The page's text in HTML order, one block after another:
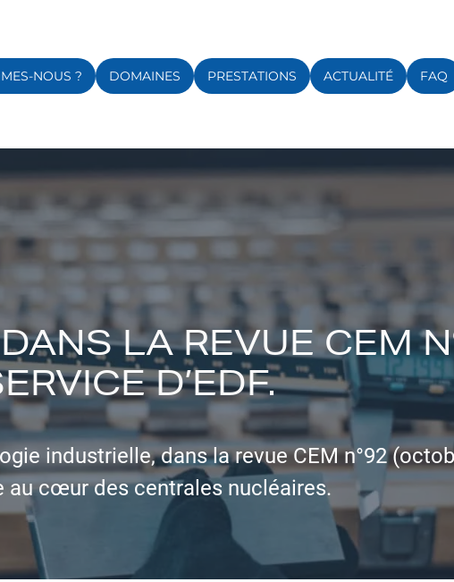
NOUS ? DOMAINES PRESTATIONS ACTUALITÉ FAQ
LA REVUE CEM
D’EDF.
industrielle, dans la revue CEM n°92
au cœur des centrales nucléaires.